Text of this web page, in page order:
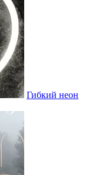
Гибкий неон